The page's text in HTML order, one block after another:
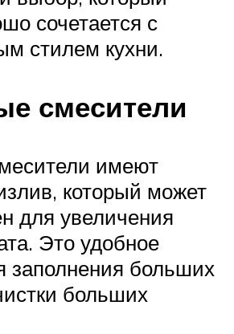
сочетается с
стилем кухни.
смесители
имеют
который может
для увеличения
Это удобное
заполнения больших
больших